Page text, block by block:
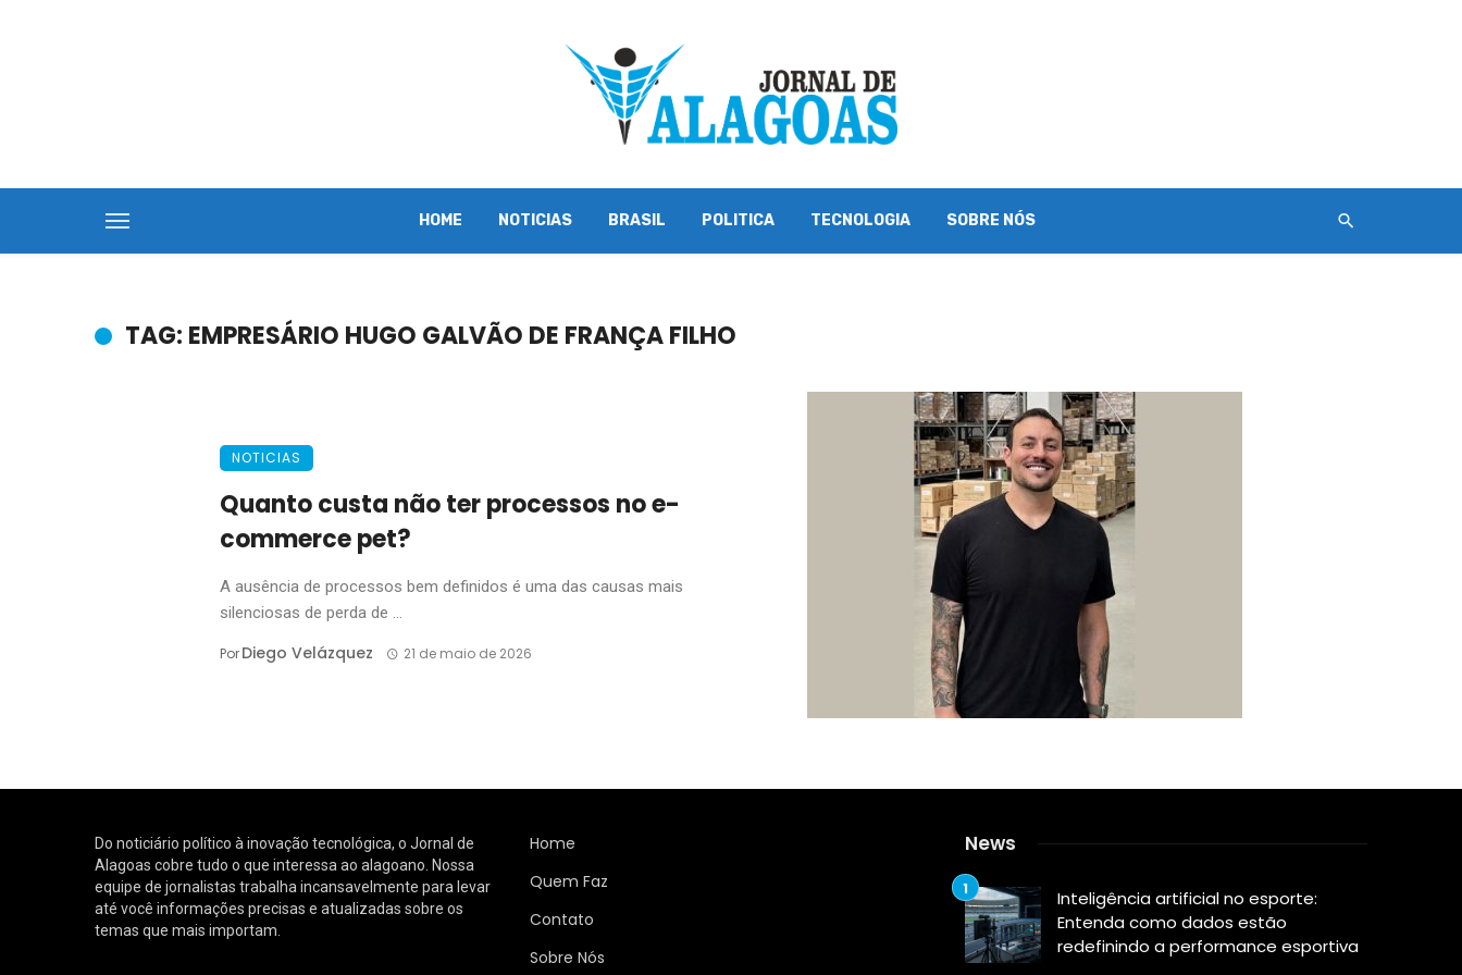
HOME NOTICIAS BRASIL POLITICA TECNOLOGIA SOBRE NÓS
TAG: EMPRESÁRIO HUGO GALVÃO DE FRANÇA FILHO
NOTICIAS
Quanto custa não ter processos no e-
commerce pet?
A ausência de processos bem definidos é uma das causas mais
silenciosas de perda de ...
PorDiego Velázquez 21 de maio de 2026
Do noticiário político à inovação tecnológica, o Jornal de
Alagoas cobre tudo o que interessa ao alagoano. Nossa
equipe de jornalistas trabalha incansavelmente para levar
até você informações precisas e atualizadas sobre os
temas que mais importam.
Home
Quem Faz
Contato
Sobre Nós
News
Inteligência artificial no esporte:
Entenda como dados estão
redefinindo a performance esportiva